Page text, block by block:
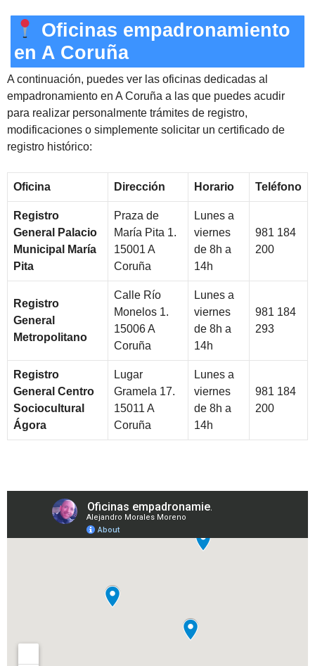
Oficinas empadronamiento
en A Coruña
A continuación, puedes ver las oficinas dedicadas al
empadronamiento en A Coruña a las que puedes acudir
para realizar personalmente trámites de registro,
modificaciones o simplemente solicitar un certificado de
registro histórico:
Oficina Dirección Horario Teléfono
Registro
General Palacio
Municipal María
Pita
Praza de
María Pita 1.
15001 A
Coruña
Lunes a
viernes
de 8h a
14h
981 184
200
Registro
General
Metropolitano
Calle Río
Monelos 1.
15006 A
Coruña
Lunes a
viernes
de 8h a
14h
981 184
293
Registro
General Centro
Sociocultural
Ágora
Lugar
Gramela 17.
15011 A
Coruña
Lunes a
viernes
de 8h a
14h
981 184
200